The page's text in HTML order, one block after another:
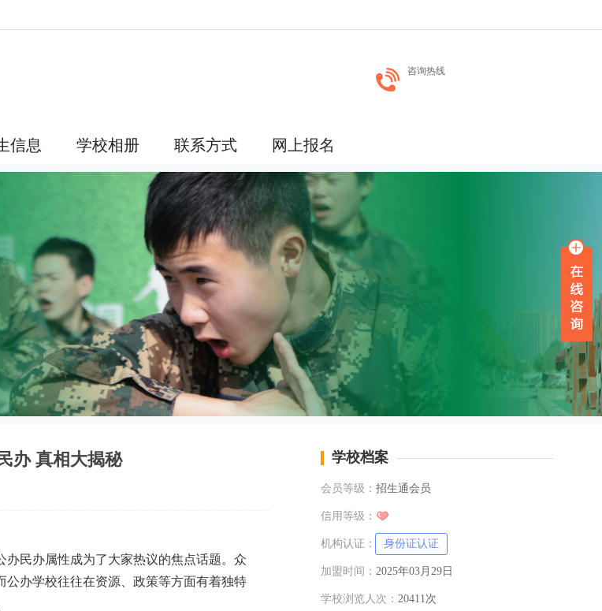
咨询热线
信息 学校相册 联系方式 网上报名
办 真相大揭秘
民办属性成为了大家热议的焦点话题。众
办学校往往在资源、政策等方面有着独特
学校档案
会员等级： 招生通会员
信用等级：
机构认证： 身份证认证
加盟时间： 2025年03月29日
学校浏览人次： 20411次